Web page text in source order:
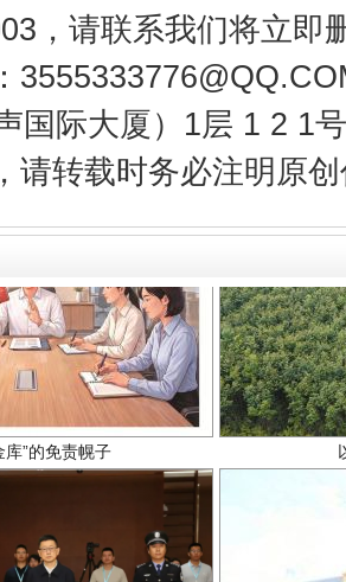
，请联系我们将立即
国际大厦）1层 1 2 1
请转载时务必注明原
库”的免责幌子